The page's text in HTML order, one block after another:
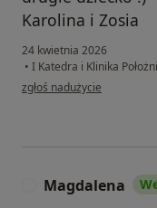
Karolina i Zosia
24 kwietnia 2026
• I Katedra i Klinika
w opinii użytkownika
zgłoś nadużycie
Magdalena